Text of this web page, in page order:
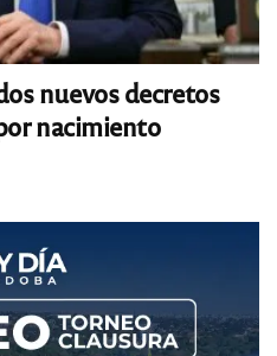
nuevos decretos
nacimiento